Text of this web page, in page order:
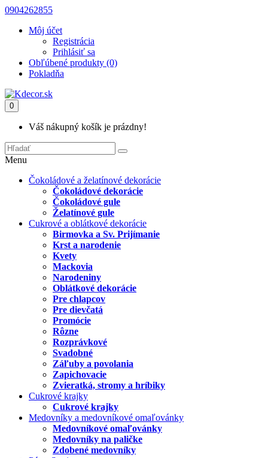
0904262855
Môj účet
Registrácia
Prihlásiť sa
Obľúbené produkty (0)
Pokladňa
0
Váš nákupný košík je prázdny!
Menu
Čokoládové a želatínové dekorácie
Čokoládové dekorácie
Čokoládové gule
Želatínové gule
Cukrové a oblátkové dekorácie
Birmovka a Sv. Prijímanie
Krst a narodenie
Kvety
Mackovia
Narodeniny
Oblátkové dekorácie
Pre chlapcov
Pre dievčatá
Promócie
Rôzne
Rozprávkové
Svadobné
Záľuby a povolania
Zapichovacie
Zvieratká, stromy a hríbiky
Cukrové krajky
Cukrové krajky
Medovníky a medovníkové omaľovánky
Medovníkové omaľovánky
Medovníky na paličke
Zdobené medovníky